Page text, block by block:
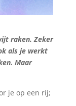
raken. Zeker
als je werkt
Maar
je op een rij;